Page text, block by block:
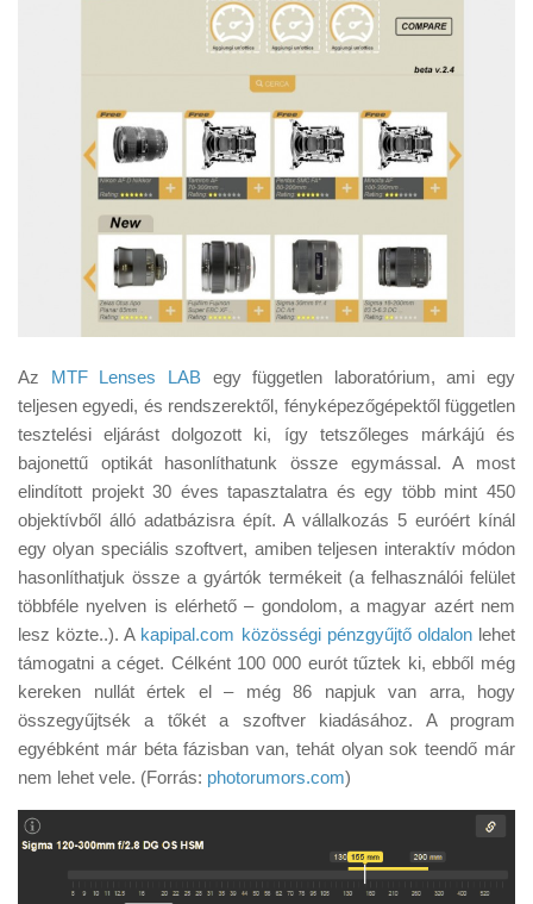
Az MTF Lenses LABegy független laboratórium, ami egy
teljesen egyedi, és rendszerektől, fényképezőgépektől független
tesztelési eljárást dolgozott ki, így tetszőleges márkájú és
bajonettű optikát hasonlíthatunk össze egymással. A most
elindított projekt 30 éves tapasztalatra és egy több mint 450
objektívből álló adatbázisra épít. A vállalkozás 5 euróért kínál
egy olyan speciális szoftvert, amiben teljesen interaktív módon
hasonlíthatjuk össze a gyártók termékeit (a felhasználói felület
többféle nyelven is elérhető – gondolom, a magyar azért nem
lesz közte..). A kapipal.com közösségi pénzgyűjtő oldalonlehet
támogatni a céget. Célként 100 000 eurót tűztek ki, ebből még
kereken nullát értek el – még 86 napjuk van arra, hogy
összegyűjtsék a tőkét a szoftver kiadásához. A program
egyébként már béta fázisban van, tehát olyan sok teendő már
nem lehet vele. (Forrás: photorumors.com)